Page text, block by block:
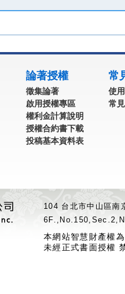
論著授權
徵集論著
啟用授權專區
權利金計算說明
授權合約書下載
投稿基本資料表
常
使
常
104 台北市中山區
本網站智慧財產權
未經正式書面授權